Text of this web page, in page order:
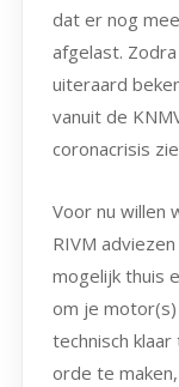
dat er nog
afgelast.
uiteraard
vanuit de
coronacrisis
Voor nu willen
RIVM
mogelijk thuis
om je
technisch
orde te